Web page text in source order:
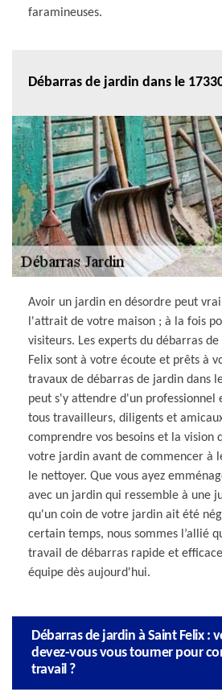
faramineuses.
Débarras de jardin dans le
Avoir un jardin en désordre peut
l'attrait de votre maison ; à la fois
visiteurs. Les experts du débarras de
Felix sont à votre écoute et prêts à
travaux de débarras de jardin dans
peut s'y attendre d'un professionnel
tous travailleurs, diligents et
comprendre vos besoins et la vision
votre jardin avant de commencer à
le nettoyer. Que vous ayez
avec un jardin qui ressemble à une
qu'un coin de votre jardin ait été
certain temps, nous sommes l’allié
travail de débarras rapide et
équipe dès aujourd'hui.
Débarras de jardin à Saint Felix :
devez-vous vous tourner pour
travail ?